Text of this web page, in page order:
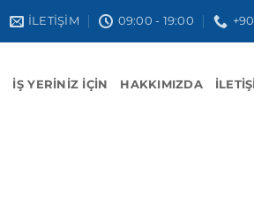
İLETIŞIM 09:00 - 19:00
İŞ YERINIZ İÇIN HAKKIMIZDA